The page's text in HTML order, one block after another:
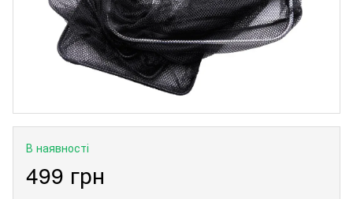
В наявності
499 грн